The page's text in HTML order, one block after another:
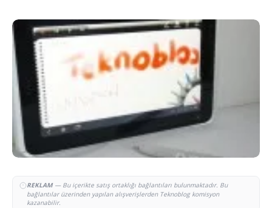
REKLAM— Bu içerikte satış ortaklığı bağlantıları bulunmaktadır. Bu
bağlantılar üzerinden yapılan alışverişlerden Teknoblog komisyon
kazanabilir.